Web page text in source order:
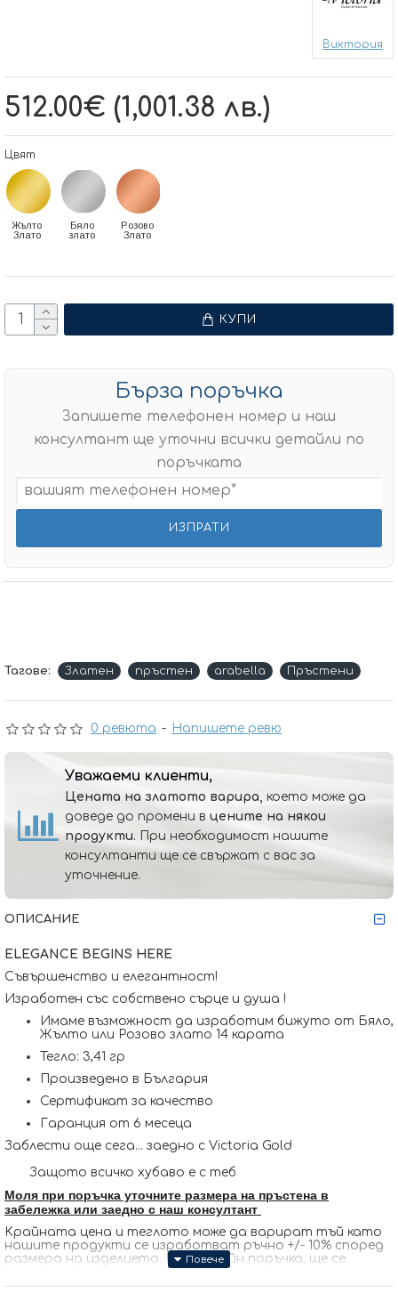
0 ревюта - Напишете ревю
512.00€ (1,001.38 лв.)
Виктория
Цвят
Жълто
Злато
Бяло
злато
Розово
Злато
КУПИ
Бърза поръчка
Запишете телефонен номер и наш
консултант ще уточни всички детайли по
поръчката
Тагове: Златен пръстен arabella Пръстени
Уважаеми клиенти,
Цената на златото варира, което може да
доведе до промени в цените на някои
продукти. При необходимост нашите
консултанти ще се свържат с вас за
уточнение.
ОПИСАНИЕ
ELEGANCE BEGINS HERE
Съвършенство и елегантност!
Изработен със собствено сърце и душа !
Имаме възможност да изработим бижуто от Бяло,
Жълто или Розово злато 14 карата
Тегло: 3,41 гр
Произведено в България
Сертификат за качество
Гаранция от 6 месеца
Заблести още сега... заедно с Victoria Gold
Защото всичко хубаво е с теб
Моля при поръчка уточните размера на пръстена в
забележка или заедно с наш консултант
Kрайната цена и теглото може да варират тъй като
нашите продукти се изработват ръчно +/- 10% според
размера на изделието. При онлайн поръчка, ще се
свържем с Вас, за да уточним всички характеристики и
изисквания за изработката.